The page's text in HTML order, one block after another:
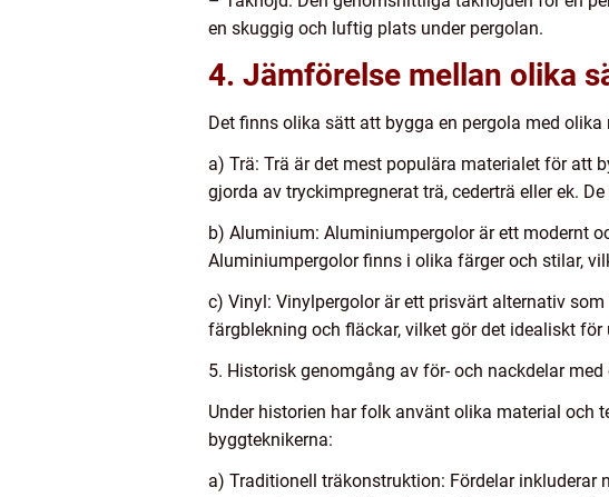
en skuggig och luftig plats under pergolan.
4. Jämförelse mellan olika
Det finns olika sätt att bygga en pergola med
a) Trä: Trä är det mest populära materialet för att
gjorda av tryckimpregnerat trä, cederträ eller ek.
b) Aluminium: Aluminiumpergolor är ett modernt
Aluminiumpergolor finns i olika färger och stilar,
c) Vinyl: Vinylpergolor är ett prisvärt alternativ
färgblekning och fläckar, vilket gör det idealiskt för
5. Historisk genomgång av för- och nackdelar
Under historien har folk använt olika material och
byggteknikerna:
a) Traditionell träkonstruktion: Fördelar inkluderar